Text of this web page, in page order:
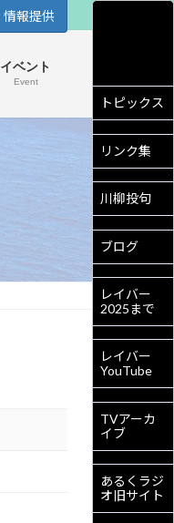
情報提供
イベント
Event
トピックス
リンク集
川柳投句
ブログ
レイバー
2025まで
レイバー
YouTube
TVアーカ
イブ
あるくラジ
オ旧サイト